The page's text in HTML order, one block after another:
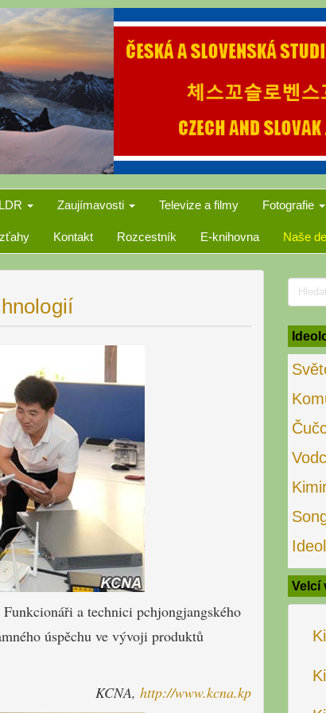
Zaujímavosti Televize a filmy Fotografie
Kontakt Rozcestník E-knihovna Naše
a technici pchjongjangského
úspěchu ve vývoji produktů
KCNA, http://www.kcna.kp
for:
Velcí